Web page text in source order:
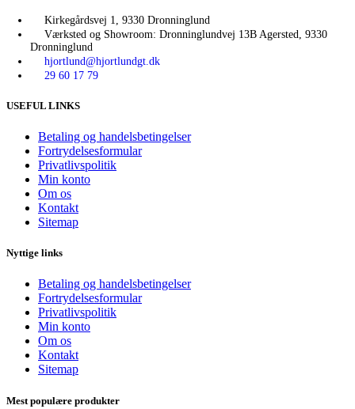
Kirkegårdsvej 1, 9330 Dronninglund
Værksted og Showroom: Dronninglundvej 13B Agersted, 9330
Dronninglund
hjortlund@hjortlundgt.dk
29 60 17 79
USEFUL LINKS
Betaling og handelsbetingelser
Fortrydelsesformular
Privatlivspolitik
Min konto
Om os
Kontakt
Sitemap
Nyttige links
Betaling og handelsbetingelser
Fortrydelsesformular
Privatlivspolitik
Min konto
Om os
Kontakt
Sitemap
Mest populære produkter